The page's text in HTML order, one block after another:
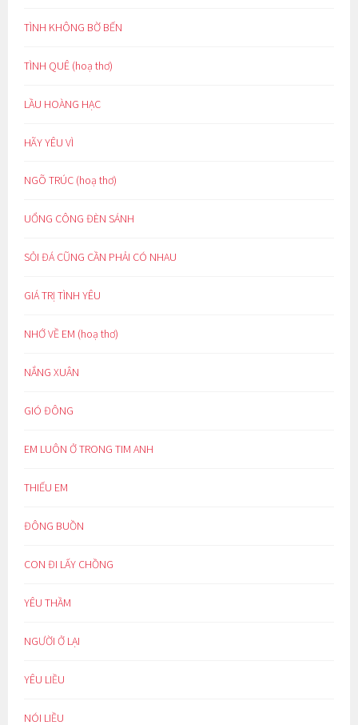
TÌNH KHÔNG BỜ BẾN
TÌNH QUÊ (hoạ thơ)
LẦU HOÀNG HẠC
HÃY YÊU VÌ
NGÕ TRÚC (hoạ thơ)
UỔNG CÔNG ĐÈN SÁNH
SỎI ĐÁ CŨNG CẦN PHẢI CÓ NHAU
GIÁ TRỊ TÌNH YÊU
NHỚ VỀ EM (hoạ thơ)
NẮNG XUÂN
GIÓ ĐÔNG
EM LUÔN Ở TRONG TIM ANH
THIẾU EM
ĐÔNG BUỒN
CON ĐI LẤY CHỒNG
YÊU THẦM
NGƯỜI Ở LẠI
YÊU LIỀU
NÓI LIỀU